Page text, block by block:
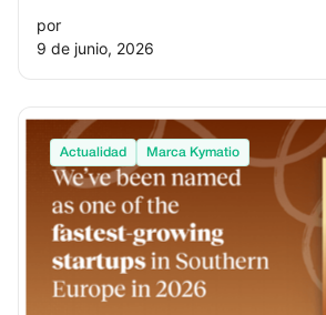
por
9 de junio, 2026
Actualidad Marca Kymatio